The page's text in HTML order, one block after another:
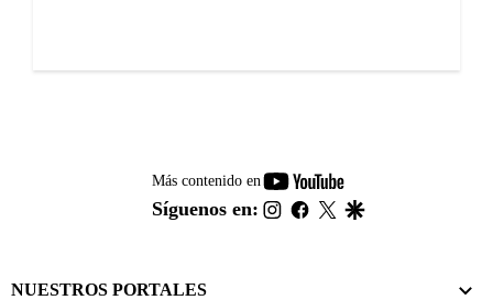
Más contenido en
youtube-
footer
Síguenos en: instagram
facebook
twitter
NUESTROS PORTALES